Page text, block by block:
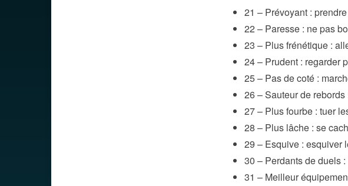
21 – Prévoyant :
22 – Paresse : ne pas
23 – Plus frénétique :
24 – Prudent : regarder
25 – Pas de coté :
26 – Sauteur de
27 – Plus fourbe : tuer
28 – Plus lâche : se
29 – Esquive : esquiver
30 – Perdants de duels
31 – Meilleur